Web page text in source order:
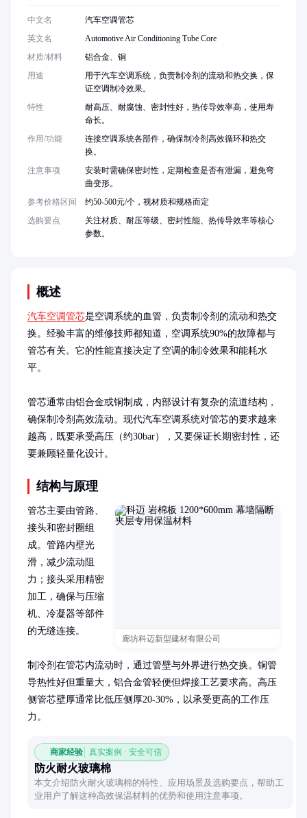
概述
汽车空调管芯是空调系统的血管，负责制冷剂的流动和热交
换。经验丰富的维修技师都知道，空调系统90%的故障都与
管芯有关。它的性能直接决定了空调的制冷效果和能耗水
平。
管芯通常由铝合金或铜制成，内部设计有复杂的流道结构，
确保制冷剂高效流动。现代汽车空调系统对管芯的要求越来
越高，既要承受高压（约30bar），又要保证长期密封性，还
要兼顾轻量化设计。
结构与原理
廊坊科迈新型建材有限公司
管芯主要由管路、
接头和密封圈组
成。管路内壁光
滑，减少流动阻
力；接头采用精密
加工，确保与压缩
机、冷凝器等部件
的无缝连接。
制冷剂在管芯内流动时，通过管壁与外界进行热交换。铜管
导热性好但重量大，铝合金管轻便但焊接工艺要求高。高压
侧管芯壁厚通常比低压侧厚20-30%，以承受更高的工作压
力。
商家经验 真实案例 · 安全可信
防火耐火玻璃棉
本文介绍防火耐火玻璃棉的特性、应用场景及选购要点，帮助工
业用户了解这种高效保温材料的优势和使用注意事项。
中文名
汽车空调管芯
英文名
Automotive Air Conditioning Tube Core
材质/材料
铝合金、铜
用途
用于汽车空调系统，负责制冷剂的流动和热交换，保
证空调制冷效果。
特性
耐高压、耐腐蚀、密封性好，热传导效率高，使用寿
命长。
作用/功能
连接空调系统各部件，确保制冷剂高效循环和热交
换。
注意事项
安装时需确保密封性，定期检查是否有泄漏，避免弯
曲变形。
参考价格区间
约50-500元/个，视材质和规格而定
选购要点
关注材质、耐压等级、密封性能、热传导效率等核心
参数。